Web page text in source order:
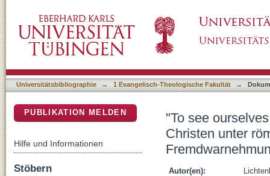
Herrschaft: Selbstwahrnehmung und
Universitätsbibliographie → 1 Evangelisch-Theologische Fakultät →
"To see
Christen unter
Autor(en):
PUBLIKATION MELDEN
Hilfe und Informationen
Stöbern